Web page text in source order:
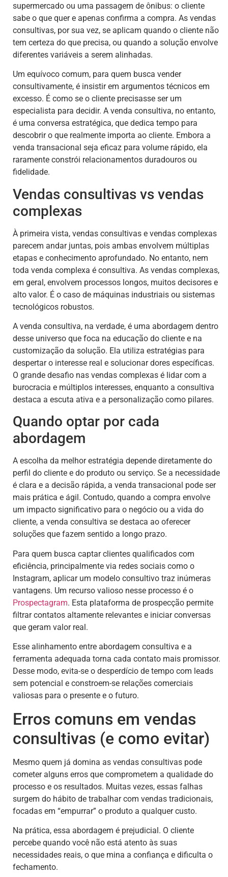
supermercado ou uma passagem de ônibus: o cliente
sabe o que quer e apenas confirma a compra. As vendas
consultivas, por sua vez, se aplicam quando o cliente não
tem certeza do que precisa, ou quando a solução envolve
diferentes variáveis a serem alinhadas.
Um equívoco comum, para quem busca vender
consultivamente, é insistir em argumentos técnicos em
excesso. É como se o cliente precisasse ser um
especialista para decidir. A venda consultiva, no entanto,
é uma conversa estratégica, que dedica tempo para
descobrir o que realmente importa ao cliente. Embora a
venda transacional seja eficaz para volume rápido, ela
raramente constrói relacionamentos duradouros ou
fidelidade.
Vendas consultivas vs vendas
complexas
À primeira vista, vendas consultivas e vendas complexas
parecem andar juntas, pois ambas envolvem múltiplas
etapas e conhecimento aprofundado. No entanto, nem
toda venda complexa é consultiva. As vendas complexas,
em geral, envolvem processos longos, muitos decisores e
alto valor. É o caso de máquinas industriais ou sistemas
tecnológicos robustos.
A venda consultiva, na verdade, é uma abordagem dentro
desse universo que foca na educação do cliente e na
customização da solução. Ela utiliza estratégias para
despertar o interesse real e solucionar dores específicas.
O grande desafio nas vendas complexas é lidar com a
burocracia e múltiplos interesses, enquanto a consultiva
destaca a escuta ativa e a personalização como pilares.
Quando optar por cada
abordagem
A escolha da melhor estratégia depende diretamente do
perfil do cliente e do produto ou serviço. Se a necessidade
é clara e a decisão rápida, a venda transacional pode ser
mais prática e ágil. Contudo, quando a compra envolve
um impacto significativo para o negócio ou a vida do
cliente, a venda consultiva se destaca ao oferecer
soluções que fazem sentido a longo prazo.
Para quem busca captar clientes qualificados com
eficiência, principalmente via redes sociais como o
Instagram, aplicar um modelo consultivo traz inúmeras
vantagens. Um recurso valioso nesse processo é o
Prospectagram. Esta plataforma de prospecção permite
filtrar contatos altamente relevantes e iniciar conversas
que geram valor real.
Esse alinhamento entre abordagem consultiva e a
ferramenta adequada torna cada contato mais promissor.
Desse modo, evita-se o desperdício de tempo com leads
sem potencial e constroem-se relações comerciais
valiosas para o presente e o futuro.
Erros comuns em vendas
consultivas (e como evitar)
Mesmo quem já domina as vendas consultivas pode
cometer alguns erros que comprometem a qualidade do
processo e os resultados. Muitas vezes, essas falhas
surgem do hábito de trabalhar com vendas tradicionais,
focadas em “empurrar” o produto a qualquer custo.
Na prática, essa abordagem é prejudicial. O cliente
percebe quando você não está atento às suas
necessidades reais, o que mina a confiança e dificulta o
fechamento.